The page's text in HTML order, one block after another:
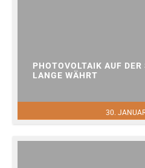
30.
PHOTOVOLTAIK AUF
LANGE WÄHRT